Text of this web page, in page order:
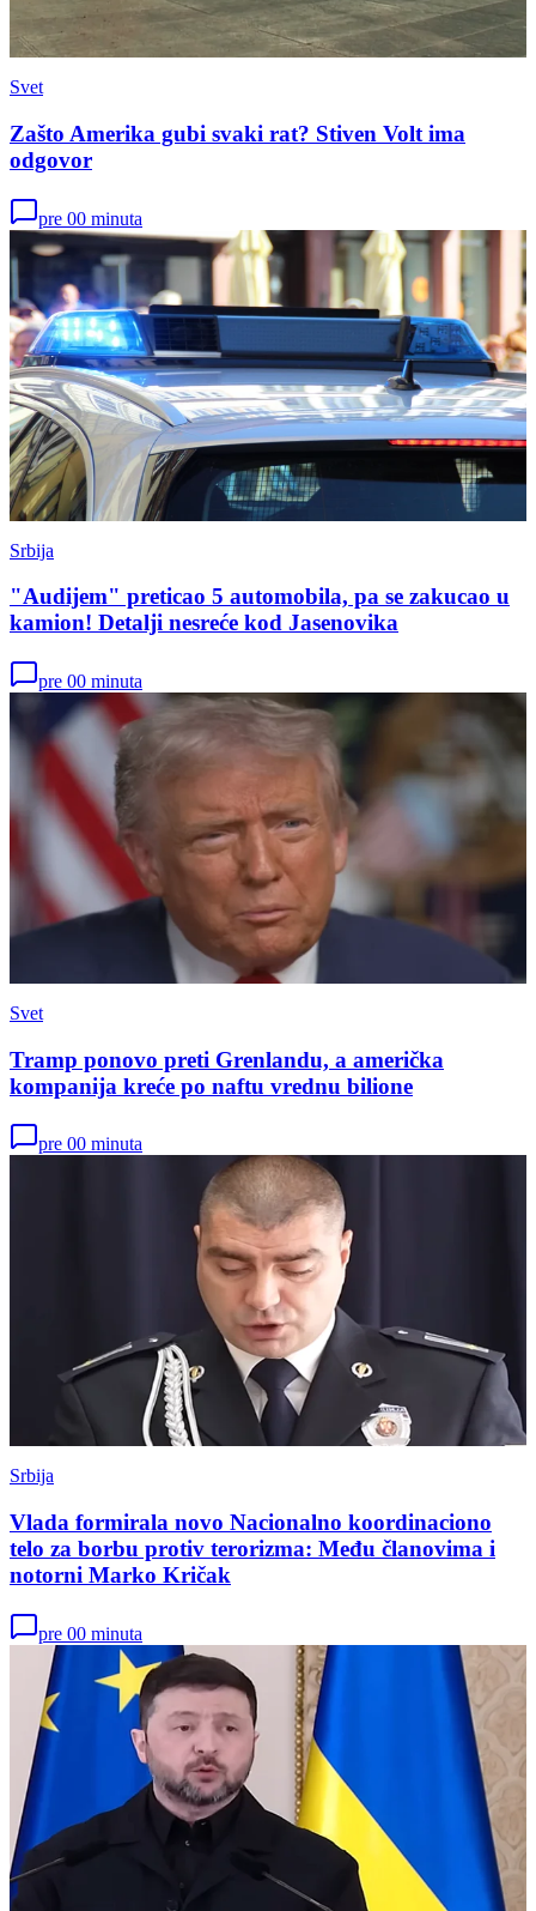
Svet
Zašto Amerika gubi svaki rat? Stiven Volt ima
odgovor
pre 00 minuta
Srbija
"Audijem" preticao 5 automobila, pa se zakucao u
kamion! Detalji nesreće kod Jasenovika
pre 00 minuta
Svet
Tramp ponovo preti Grenlandu, a američka
kompanija kreće po naftu vrednu bilione
pre 00 minuta
Srbija
Vlada formirala novo Nacionalno koordinaciono
telo za borbu protiv terorizma: Među članovima i
notorni Marko Kričak
pre 00 minuta